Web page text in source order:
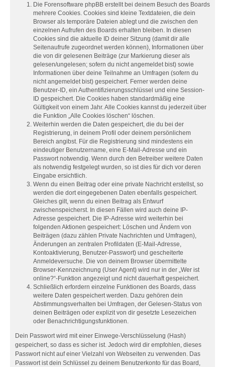
Die Forensoftware phpBB erstellt bei deinem Besuch des Boards
mehrere Cookies. Cookies sind kleine Textdateien, die dein
Browser als temporäre Dateien ablegt und die zwischen den
einzelnen Aufrufen des Boards erhalten bleiben. In diesen
Cookies sind die aktuelle ID deiner Sitzung (damit dir alle
Seitenaufrufe zugeordnet werden können), Informationen über
die von dir gelesenen Beiträge (zur Markierung dieser als
gelesen/ungelesen; sofern du nicht angemeldet bist) sowie
Informationen über deine Teilnahme an Umfragen (sofern du
nicht angemeldet bist) gespeichert. Ferner werden deine
Benutzer-ID, ein Authentifizierungsschlüssel und eine Session-
ID gespeichert. Die Cookies haben standardmäßig eine
Gültigkeit von einem Jahr. Alle Cookies kannst du jederzeit über
die Funktion „Alle Cookies löschen“ löschen.
Weiterhin werden die Daten gespeichert, die du bei der
Registrierung, in deinem Profil oder deinem persönlichem
Bereich angibst. Für die Registrierung sind mindestens ein
eindeutiger Benutzername, eine E-Mail-Adresse und ein
Passwort notwendig. Wenn durch den Betreiber weitere Daten
als notwendig festgelegt wurden, so ist dies für dich vor deren
Eingabe ersichtlich.
Wenn du einen Beitrag oder eine private Nachricht erstellst, so
werden die dort eingegebenen Daten ebenfalls gespeichert.
Gleiches gilt, wenn du einen Beitrag als Entwurf
zwischenspeicherst. In diesen Fällen wird auch deine IP-
Adresse gespeichert. Die IP-Adresse wird weiterhin bei
folgenden Aktionen gespeichert: Löschen und Ändern von
Beiträgen (dazu zählen Private Nachrichten und Umfragen),
Änderungen an zentralen Profildaten (E-Mail-Adresse,
Kontoaktivierung, Benutzer-Passwort) und gescheiterte
Anmeldeversuche. Die von deinem Browser übermittelte
Browser-Kennzeichnung (User Agent) wird nur in der „Wer ist
online?“-Funktion angezeigt und nicht dauerhaft gespeichert.
Schließlich erfordern einzelne Funktionen des Boards, dass
weitere Daten gespeichert werden. Dazu gehören dein
Abstimmungsverhalten bei Umfragen, der Gelesen-Status von
deinen Beiträgen oder explizit von dir gesetzte Lesezeichen
oder Benachrichtigungsfunktionen.
Dein Passwort wird mit einer Einwege-Verschlüsselung (Hash)
gespeichert, so dass es sicher ist. Jedoch wird dir empfohlen, dieses
Passwort nicht auf einer Vielzahl von Webseiten zu verwenden. Das
Passwort ist dein Schlüssel zu deinem Benutzerkonto für das Board,